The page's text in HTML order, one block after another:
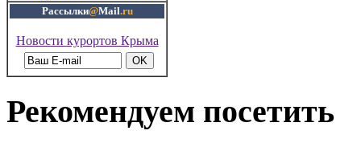
Рассылки@Mail.ru
Новости курортов Крыма
Рекомендуем посетить